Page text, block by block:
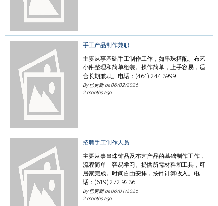
手工产品制作兼职
主要从事基础手工制作工作，如串珠搭配、布艺
小件整理和简单组装。操作简单，上手容易，适
合长期兼职。电话：(464) 244-3999
By 已更新 on06/02/2026
2 months ago
招聘手工制作人员
主要从事串珠饰品及布艺产品的基础制作工作，
流程简单，容易学习。提供所需材料和工具，可
居家完成。时间自由安排，按件计算收入。电
话：(619) 272-9236
By 已更新 on06/01/2026
2 months ago